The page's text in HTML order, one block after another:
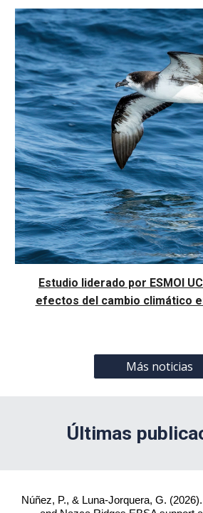
Estudio liderado por ESMOI
efectos del cambio climático
Más noticias
Últimas
Núñez, P., & Luna-Jorquera, G.